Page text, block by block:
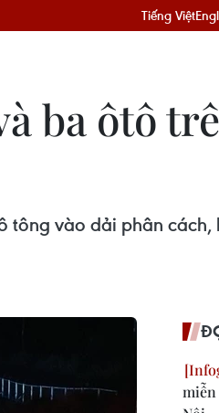
Tiếng Việt
ba ôtô
tông vào dải phân
miễn